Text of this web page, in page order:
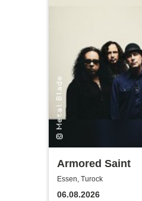
Armored Saint
Essen, Turock
06.08.2026